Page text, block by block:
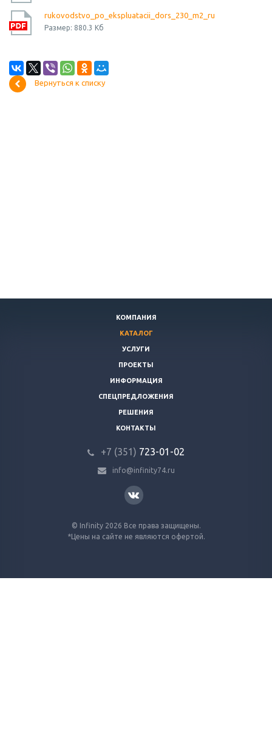
rukovodstvo_po_ekspluatacii_dors_230_m2_ru
Размер: 880.3 Кб
Вернуться к списку
© Infinity 2026 Все права защищены.
*Цены на сайте не являются офертой.
КОМПАНИЯ
КАТАЛОГ
УСЛУГИ
ПРОЕКТЫ
ИНФОРМАЦИЯ
СПЕЦПРЕДЛОЖЕНИЯ
РЕШЕНИЯ
КОНТАКТЫ
+7 (351) 723-01-02
info@infinity74.ru